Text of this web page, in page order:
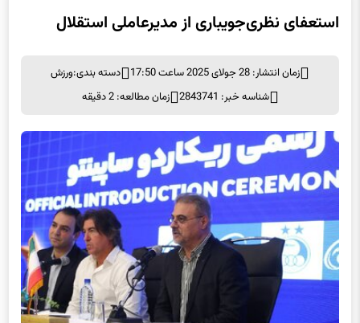
استعفای نظری‌جویباری از مدیرعاملی استقلال
زمان انتشار: 28 جولای 2025 ساعت 17:50 دسته بندی:ورزش
شناسه خبر: 2843741
زمان مطالعه: 2 دقیقه